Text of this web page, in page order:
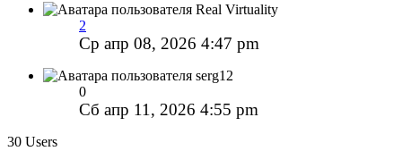
Real Virtuality
2
Ср апр 08, 2026 4:47 pm
serg12
0
Сб апр 11, 2026 4:55 pm
30 Users